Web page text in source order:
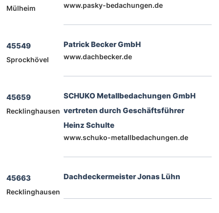
Mülheim www.pasky-bedachungen.de
45549
Sprockhövel
Patrick Becker GmbH
www.dachbecker.de
45659
Recklinghausen
SCHUKO Metallbedachungen GmbH
vertreten durch Geschäftsführer
Heinz Schulte
www.schuko-metallbedachungen.de
45663
Recklinghausen
Dachdeckermeister Jonas Lühn